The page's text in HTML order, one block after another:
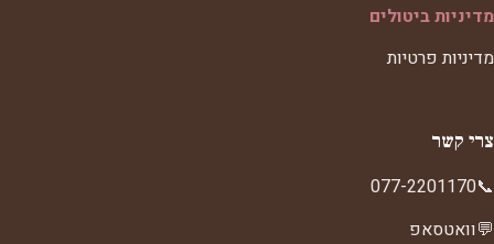
מדיניות ביטולים
מדיניות פרטיות
צרי קשר
📞
077-2201170
💬וואטסאפ